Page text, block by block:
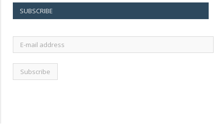
SUBSCRIBE
mail